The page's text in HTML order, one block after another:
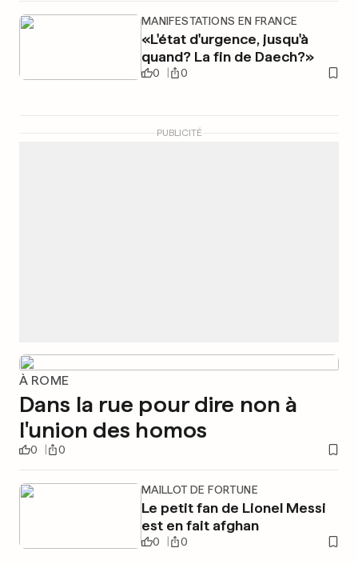
MANIFESTATIONS EN FRANCE
«L'état d'urgence, jusqu'à
quand? La fin de Daech?»
0 0
PUBLICITÉ
À ROME
Dans la rue pour dire non à
l'union des homos
0 0
MAILLOT DE FORTUNE
Le petit fan de Lionel Messi
est en fait afghan
0 0